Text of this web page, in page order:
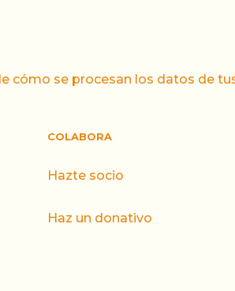
cómo se procesan los datos de
COLABORA
Hazte socio
Haz un donativo